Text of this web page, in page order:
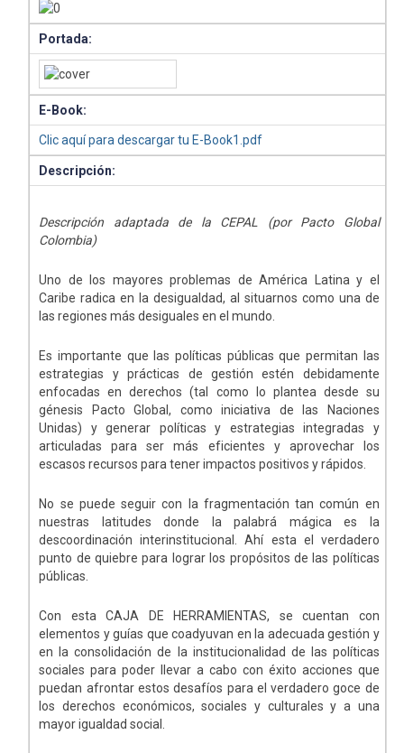
Portada:
E-Book:
Clic aquí para descargar tu E-Book1.pdf
Descripción:
Descripción adaptada de la CEPAL (por Pacto Global
Colombia)
Uno de los mayores problemas de América Latina y el
Caribe radica en la desigualdad, al situarnos como una de
las regiones más desiguales en el mundo.
Es importante que las políticas públicas que permitan las
estrategias y prácticas de gestión estén debidamente
enfocadas en derechos (tal como lo plantea desde su
génesis Pacto Global, como iniciativa de las Naciones
Unidas) y generar políticas y estrategias integradas y
articuladas para ser más eficientes y aprovechar los
escasos recursos para tener impactos positivos y rápidos.
No se puede seguir con la fragmentación tan común en
nuestras latitudes donde la palabrá mágica es la
descoordinación interinstitucional. Ahí esta el verdadero
punto de quiebre para lograr los propósitos de las políticas
públicas.
Con esta CAJA DE HERRAMIENTAS, se cuentan con
elementos y guías que coadyuvan en la adecuada gestión y
en la consolidación de la institucionalidad de las políticas
sociales para poder llevar a cabo con éxito acciones que
puedan afrontar estos desafíos para el verdadero goce de
los derechos económicos, sociales y culturales y a una
mayor igualdad social.